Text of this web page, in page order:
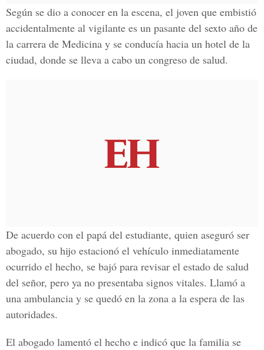
Según se dio a conocer en la escena, el joven que embistió
accidentalmente al vigilante es un pasante del sexto año de
la carrera de Medicina y se conducía hacia un hotel de la
ciudad, donde se lleva a cabo un congreso de salud.
De acuerdo con el papá del estudiante, quien aseguró ser
abogado, su hijo estacionó el vehículo inmediatamente
ocurrido el hecho, se bajó para revisar el estado de salud
del señor, pero ya no presentaba signos vitales. Llamó a
una ambulancia y se quedó en la zona a la espera de las
autoridades.
El abogado lamentó el hecho e indicó que la familia se